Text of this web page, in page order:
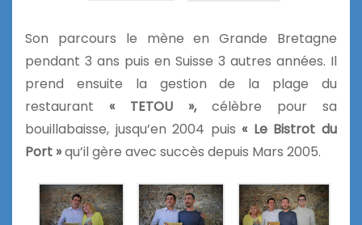
Son parcours le mène en Grande Bretagne
pendant 3 ans puis en Suisse 3 autres années. Il
prend ensuite la gestion de la plage du
restaurant « TETOU »,célèbre pour sa
bouillabaisse, jusqu’en 2004 puis« Le Bistrot du
Port »qu’il gère avec succès depuis Mars 2005.